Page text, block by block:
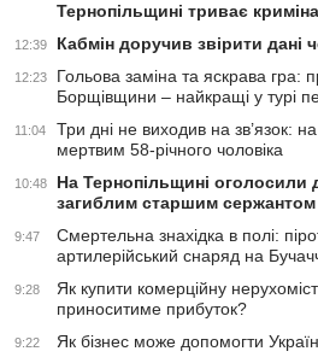
Тернопільщині триває
12:39 Кабмін доручив звірити дані
12:23
Гольова заміна та яскрава гра:
Борщівщини – найкращі у турі
11:04
Три дні не виходив на зв’язок:
мертвим 58-річного чоловіка
10:48
На Тернопільщині оголосили
загиблим старшим сержантом
9:47
Смертельна знахідка в полі:
артилерійський снаряд на
9:28
Як купити комерційну
приноситиме прибуток?
9:22 Як бізнес може допомогти